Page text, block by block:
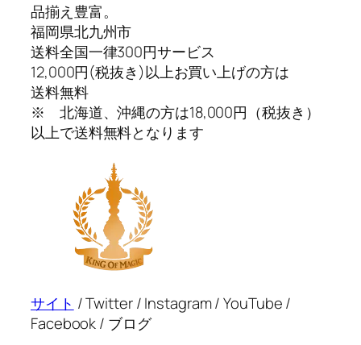
品揃え豊富。
福岡県北九州市
送料全国一律300円サービス
12,000円(税抜き)以上お買い上げの方は
送料無料
※ 北海道、沖縄の方は18,000円（税抜き）
以上で送料無料となります
サイト / Twitter / Instagram / YouTube /
Facebook / ブログ